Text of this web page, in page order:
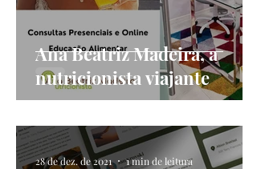
Ana Beatriz Madeira, a
nutricionista viajante
28 de dez. de 2021 1 min de leitura